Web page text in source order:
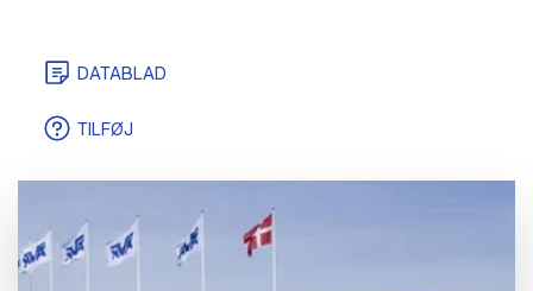
DATABLAD
TILFØJ